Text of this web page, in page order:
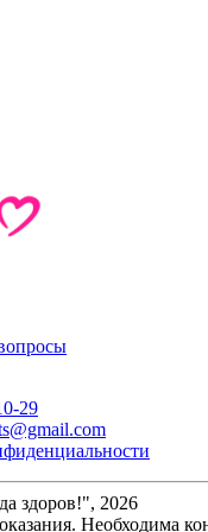
29
здоров!", 2026
Необходима